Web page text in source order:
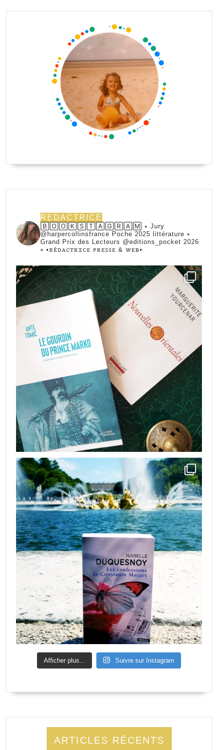
REDACTRICE
🄱🄾🄾🄺🅂🅃🄰🄶🅁🄰🄼 ⭑ Jury
@harpercollinsfrance Poche 2025 littérature ⭑
Grand Prix des Lecteurs @editions_pocket 2026
⭑ •ꭱꭼ́ꭰꭺꮯꭲꭱꮖꮯꭼ ꮲꭱꭼꮪꮪꭼ & ꮃꭼᏼ•
Afficher plus... Suivre sur Instagram
ARTICLES RÉCENTS